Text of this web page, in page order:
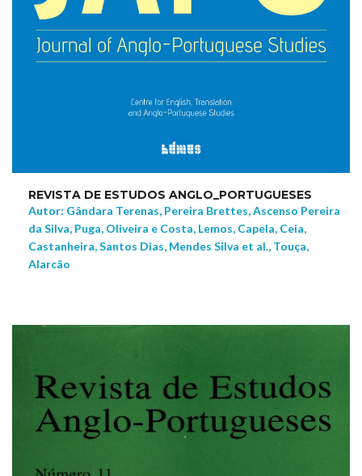
REVISTA DE ESTUDOS ANGLO_PORTUGUESES
Autor: Gândara Terenas, Pereira Brettes, Ascenso Pereira
da Silva, Puga, Oliveira e Costa, Lemos, Capela, Ceia,
Castanheira, Santos Dias, Mendes Silva et al., Touça,
Alarcão